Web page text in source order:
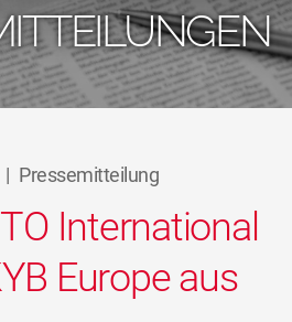
| Pressemitteilung
International
Europe aus